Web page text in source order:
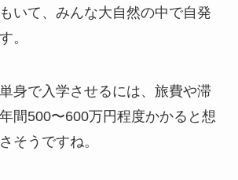
いて、みんな大自然の中で自発
。
身で入学させるには、旅費や滞
間500〜600万円程度かかると想
そうですね。